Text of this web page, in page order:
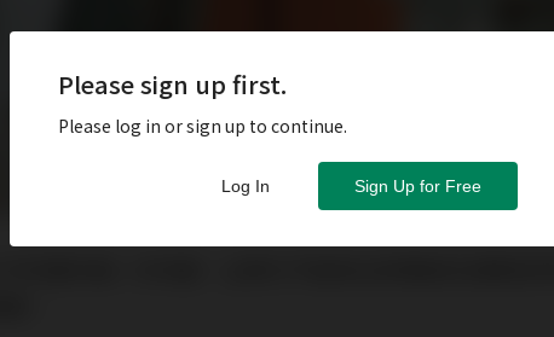
Please sign up first.
Please log in or sign up to continue.
Sign Up for Free
Log In